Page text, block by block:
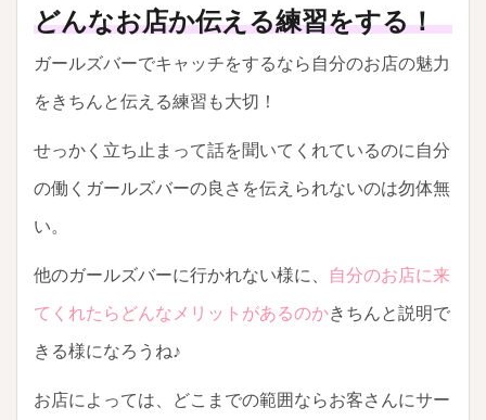
どんなお店か伝える練習をする！
ガールズバーでキャッチをするなら自分のお店の魅力
をきちんと伝える練習も大切！
せっかく立ち止まって話を聞いてくれているのに自分
の働くガールズバーの良さを伝えられないのは勿体無
い。
他のガールズバーに行かれない様に、 自分のお店に来
てくれたらどんなメリットがあるのかきちんと説明で
きる様になろうね♪
お店によっては、どこまでの範囲ならお客さんにサー